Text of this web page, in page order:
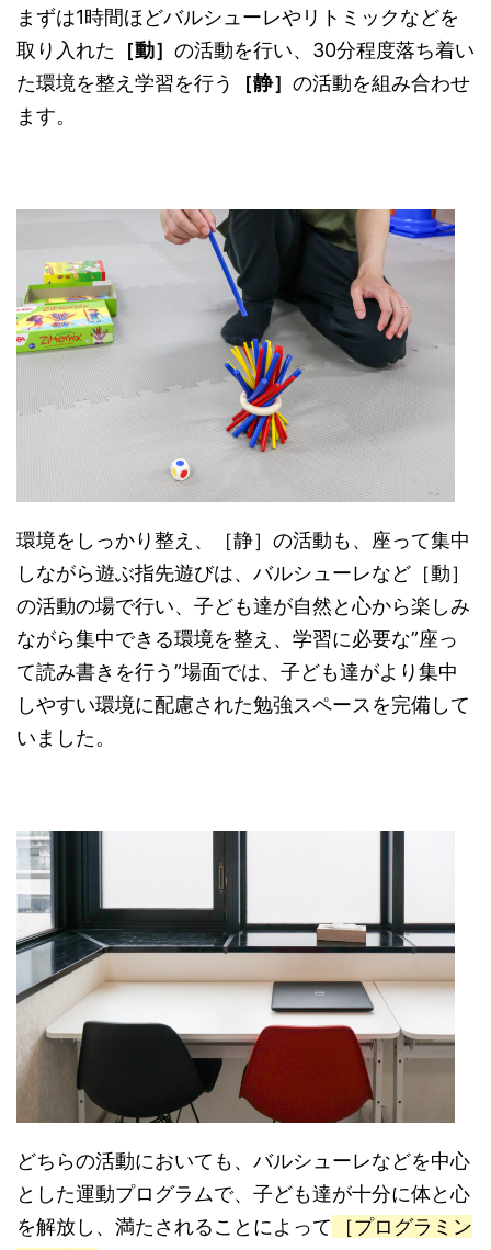
まずは1時間ほどバルシューレやリトミックなどを
取り入れた ［動］ の活動を行い、 30分程度落ち着い
た環境を整え学習を行う
［静］ の活動を組み合わせ
ます。
環境をしっかり整え、［静］の活動も、座って集中
しながら遊ぶ指先遊びは、バルシューレなど［動］
の活動の場で行い、子ども達が自然と心から楽しみ
ながら集中できる環境を整え、学習に必要な”座っ
て読み書きを行う”場面では、子ども達がより集中
しやすい環境に配慮された勉強スペースを完備して
いました。
どちらの活動においても、バルシューレなどを中心
とした運動プログラムで、子ども達が十分に体と心
を解放し、満たされることによって
［プログラミン